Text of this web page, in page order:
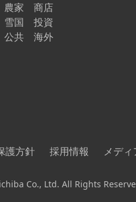
農家
商店
雪国
投資
公共
海外
護方針 採用情報 メデ
Co., Ltd. All Rights